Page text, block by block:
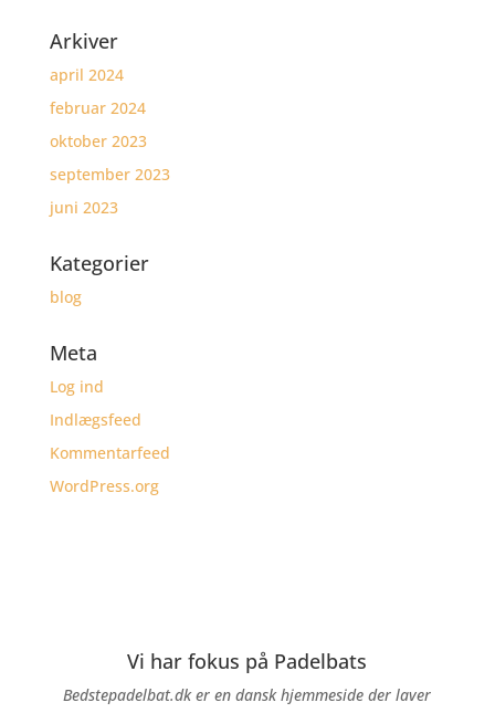
Arkiver
april 2024
februar 2024
oktober 2023
september 2023
juni 2023
Kategorier
blog
Meta
Log ind
Indlægsfeed
Kommentarfeed
WordPress.org
Vi har fokus på Padelbats
Bedstepadelbat.dk er en dansk hjemmeside der laver